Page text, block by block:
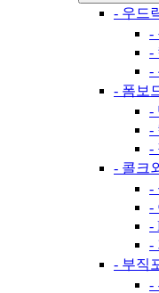
- 우드
-
-
-
- 폼보
-
-
-
- 콜크
-
-
-
-
- 부직
-